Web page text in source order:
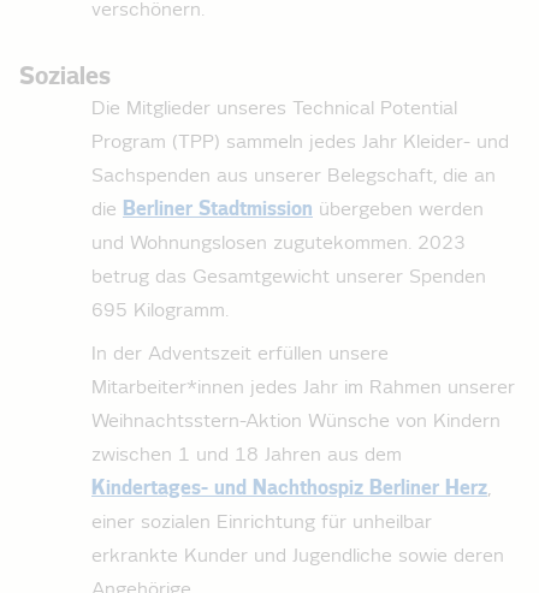
verschönern.
Soziales
Die Mitglieder unseres Technical Potential
Program (TPP) sammeln jedes Jahr Kleider- und
Sachspenden aus unserer Belegschaft, die an
die Berliner Stadtmission übergeben werden
und Wohnungslosen zugutekommen. 2023
betrug das Gesamtgewicht unserer Spenden
695 Kilogramm.
In der Adventszeit erfüllen unsere
Mitarbeiter*innen jedes Jahr im Rahmen unserer
Weihnachtsstern-Aktion Wünsche von Kindern
zwischen 1 und 18 Jahren aus dem
Kindertages- und Nachthospiz Berliner Herz,
einer sozialen Einrichtung für unheilbar
erkrankte Kunder und Jugendliche sowie deren